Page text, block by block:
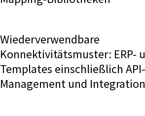
Wiederverwendbare
Konnektivitätsmuster: ERP-
Templates einschließlich API-
Management und Integration